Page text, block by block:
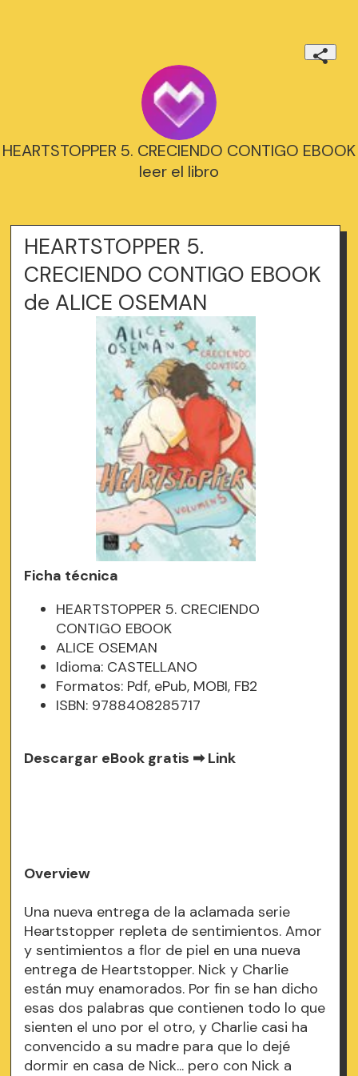
HEARTSTOPPER 5. CRECIENDO CONTIGO EBOOK
leer el libro
HEARTSTOPPER 5.
CRECIENDO CONTIGO EBOOK
de ALICE OSEMAN
Ficha técnica
HEARTSTOPPER 5. CRECIENDO
CONTIGO EBOOK
ALICE OSEMAN
Idioma: CASTELLANO
Formatos: Pdf, ePub, MOBI, FB2
ISBN: 9788408285717
Descargar eBook gratis ➡Link
Overview
Una nueva entrega de la aclamada serie
Heartstopper repleta de sentimientos. Amor
y sentimientos a flor de piel en una nueva
entrega de Heartstopper. Nick y Charlie
están muy enamorados. Por fin se han dicho
esas dos palabras que contienen todo lo que
sienten el uno por el otro, y Charlie casi ha
convencido a su madre para que lo dejé
dormir en casa de Nick... pero con Nick a